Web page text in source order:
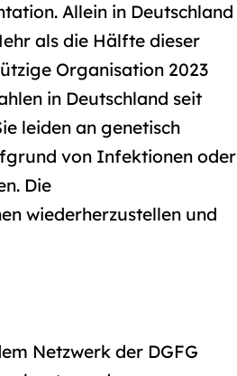
Allein in Deutschland
als die Hälfte dieser
Organisation 2023
in Deutschland seit
leiden an genetisch
von Infektionen oder
Die
wiederherzustellen und
Netzwerk der DGFG